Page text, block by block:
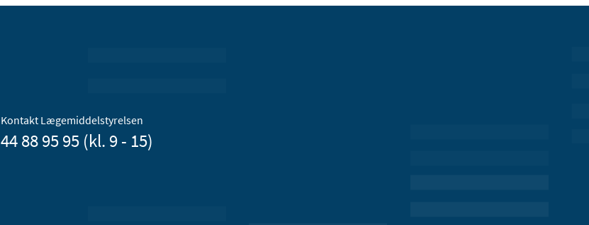
Kontakt Lægemiddelstyrelsen
44 88 95 95 (kl. 9 - 15)